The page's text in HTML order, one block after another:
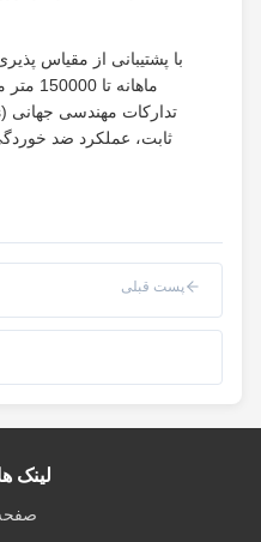
با پشتیبانی از مقیاس پذیری
ماهانه تا
ثابت، عملکرد ضد خوردگی
پست قبلی
لینک های
صفحه